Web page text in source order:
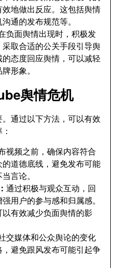
地做出反应。这包括舆情
通的发布规范等。
负面舆情出现时，积极发
取合适的公关手段引导舆
态度回应舆情，可以减轻
形象。
舆情危机
通过以下方法，可以有效
视频之前，确保内容符合
道德底线，避免发布可能
言论。
通过积极与观众互动，回
用户的参与感和归属感。
有效减少负面舆情的影
交媒体和公众舆论的变化
避免跟风发布可能引起争